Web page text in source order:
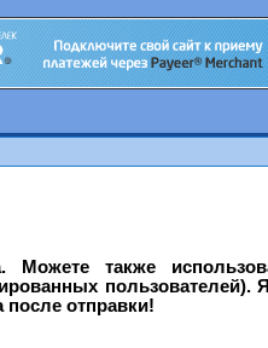
Можете также
пользователей).
после отправки!